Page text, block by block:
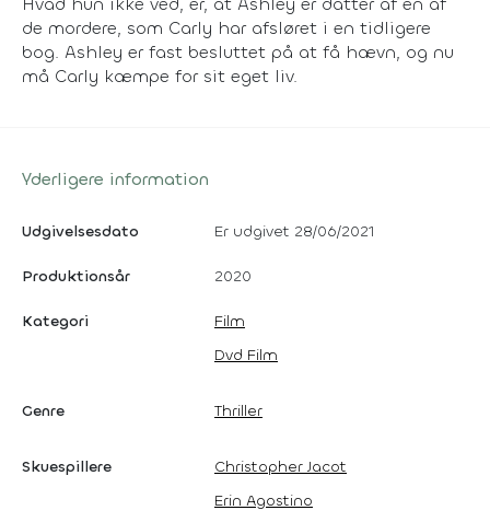
de mordere, som Carly har afsløret i en tidligere
bog. Ashley er fast besluttet på at få hævn, og nu
må Carly kæmpe for sit eget liv.
Yderligere information
Udgivelsesdato Er udgivet 28/06/2021
Produktionsår 2020
Kategori
Film
Dvd Film
Genre Thriller
Skuespillere
Christopher Jacot
Erin Agostino